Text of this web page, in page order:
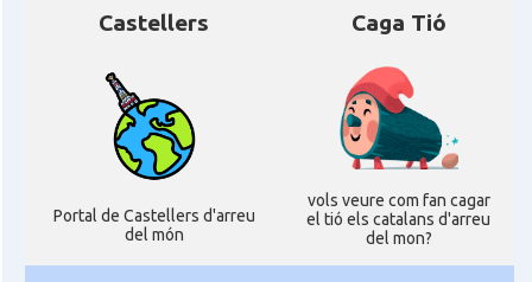
Castellers
Portal de Castellers d'arreu
del món
Caga Tió
vols veure com fan cagar
el tió els catalans d'arreu
del mon?